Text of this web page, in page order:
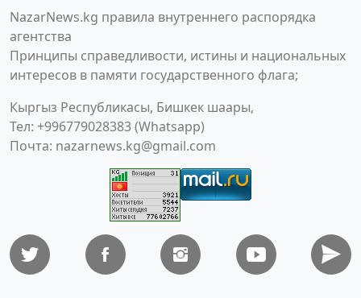
NazarNews.kg правила внутреннего распорядка
агентства
Принципы справедливости, истины и национальных
интересов в памяти государственного флага;
Кыргыз Республикасы, Бишкек шаары,
Тел: +996779028383 (Whatsapp)
Почта: nazarnews.kg@gmail.com